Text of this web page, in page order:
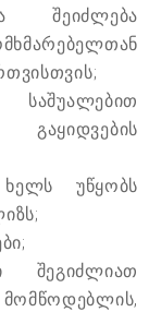
შეიძლება
საშუალებით
უწყობს
შეგიძლიათ